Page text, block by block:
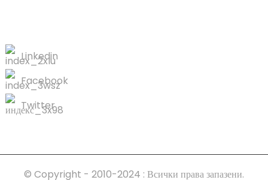
Linkedin
Facebook
Twitter
© Copyright - 2010-2024 : Всички права запазени.